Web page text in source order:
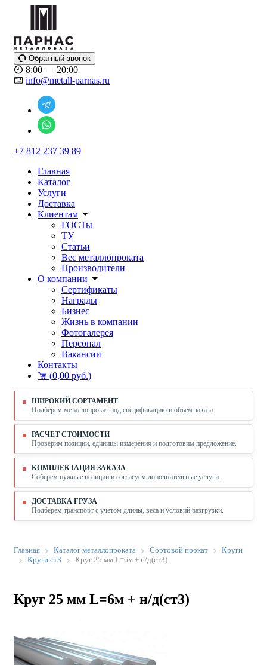
Обратный звонок
8:00 — 20:00
info@metall-parnas.ru
+7 812 237 39 89
Главная
Каталог
Услуги
Доставка
Клиентам
ГОСТы
ТУ
Статьи
Вес металлопроката
Производители
О компании
Сертификаты
Награды
Бизнес
Жизнь в компании
Фотогалерея
Персонал
Вакансии
Контакты
(0,00 руб.)
ШИРОКИЙ СОРТАМЕНТ
Подберем металлопрокат под спецификацию и объем заказа.
РАСЧЕТ СТОИМОСТИ
Проверим позиции, единицы измерения и подготовим предложение.
КОМПЛЕКТАЦИЯ ЗАКАЗА
Соберем нужные позиции и согласуем дополнительные услуги.
ДОСТАВКА ГРУЗА
Подберем транспорт с учетом длины, веса и условий разгрузки.
Главная Каталог металлопроката Сортовой прокат
Круги
Круги ст3
Круг 25 мм L=6м + н/д(ст3)
Круг 25 мм L=6м + н/д(ст3)